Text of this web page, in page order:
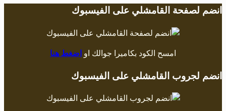
X
انضم لصفحة القامشلي على الفيسبوك
امسح الكود بكاميرا جوالك او اضغط هنا
انضم لجروب القامشلي على الفيسبوك